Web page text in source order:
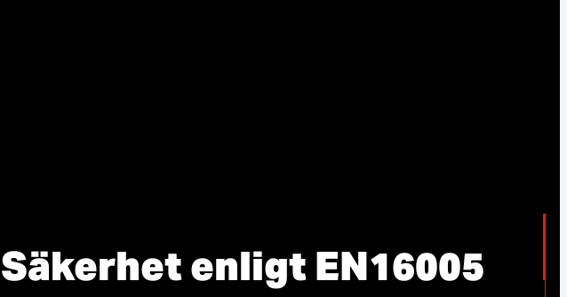
Säkerhet enligt EN16005